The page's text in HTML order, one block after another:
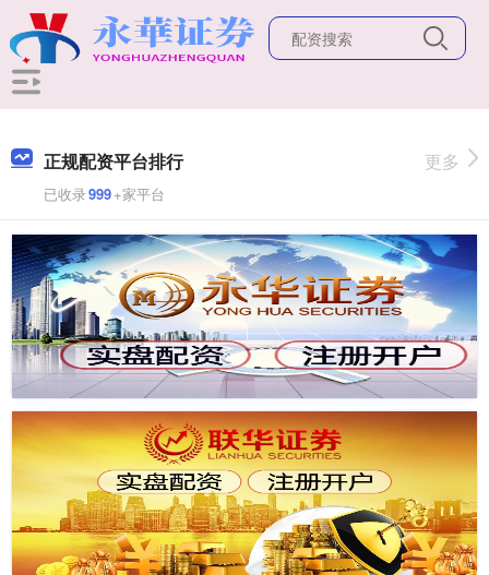
正规配资平台排行
已收录999+家平台
更多